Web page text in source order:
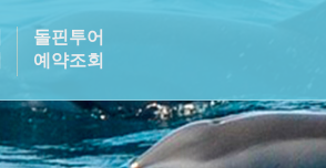
돌핀투어
예약조회